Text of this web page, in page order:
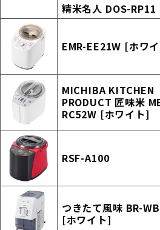
精米名人 DOS-RP11
EMR-EE21W [ホワ
MICHIBA KITCHEN
PRODUCT 匠味米
RC52W [ホワイト]
RSF-A100
つきたて風味 BR-
[ホワイト]